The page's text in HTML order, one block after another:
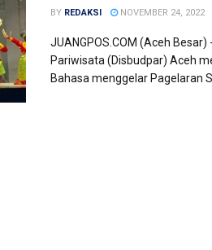
BY REDAKSI NOVEMBER 24, 2022
JUANGPOS.COM (Aceh
Pariwisata (Disbudpar) Aceh
Bahasa menggelar Pagelaran